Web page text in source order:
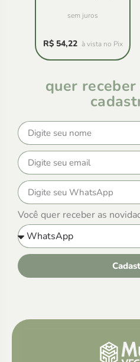
sem juros
R$54,22 à vista no Pix
quer
Você quer receber as